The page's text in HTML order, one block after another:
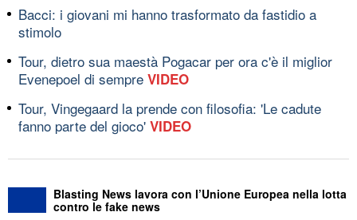
Bacci: i giovani mi hanno trasformato da fastidio a
stimolo
Tour, dietro sua maestà Pogacar per ora c'è il miglior
Evenepoel di sempre VIDEO
Tour, Vingegaard la prende con filosofia: 'Le cadute
fanno parte del gioco' VIDEO
Blasting News lavora con l’Unione Europea nella lotta
contro le fake news